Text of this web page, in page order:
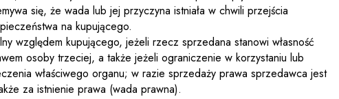
się, że wada lub jej przyczyna istniała w chwili przejścia
na kupującego.
względem kupującego, jeżeli rzecz sprzedana stanowi własność
osoby trzeciej, a także jeżeli ograniczenie w korzystaniu lub
właściwego organu; w razie sprzedaży prawa sprzedawca jest
za istnienie prawa (wada prawna).